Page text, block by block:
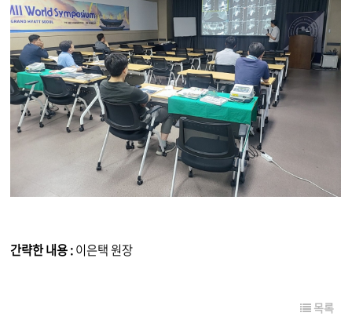
간략한 내용 :이은택 원장
목록